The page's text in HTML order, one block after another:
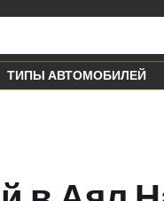
ТИПЫ АВТОМОБИЛЕЙ